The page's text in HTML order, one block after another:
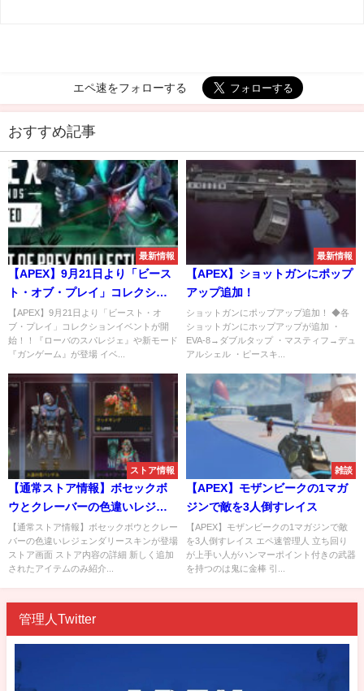
エペ速をフォローする
おすすめ記事
最新情報
【APEX】9月21日より「ビース
ト・オブ・プレイ」コレクショ
ンイベントが開始！！『ローバ
のスパレジェ』や新モード『ガ
ンゲーム』が登場
【APEX】9月21日より「ビースト・オ
ブ・プレイ」コレクションイベントが開
始！！『ローバのスパレジェ』や新モード
『ガンゲーム』が登場 イベ...
最新情報
【APEX】ショットガンにポップ
アップ追加！
ショットガンにポップアップ追加！ ◆各
ショットガンにホップアップが追加 ・
EVA-8→ダブルタップ ・マスティフ→デュ
アルシェル ・ピースキ...
ストア情報
【通常ストア情報】ボセックボ
ウとクレーバーの色違いレジェ
ンダリースキンが登場
【通常ストア情報】ボセックボウとクレー
バーの色違いレジェンダリースキンが登場
ストア画面 ストア内容の詳細 新しく追加
されたアイテムのみ紹介...
雑談
【APEX】モザンビークの1マガ
ジンで敵を3人倒すレイス
【APEX】モザンビークの1マガジンで敵
を3人倒すレイス エペ速管理人 立ち回り
が上手い人がハンマーポイント付きの武器
を持つのは鬼に金棒 引...
管理人Twitter